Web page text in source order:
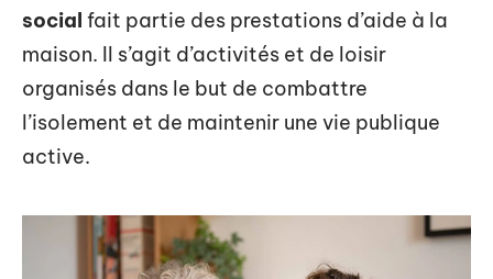
social fait partie des prestations d’aide à la
maison. Il s’agit d’activités et de loisir
organisés dans le but de combattre
l’isolement et de maintenir une vie publique
active.